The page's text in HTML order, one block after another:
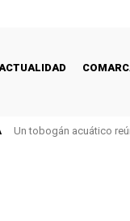
Un tobogán acuático